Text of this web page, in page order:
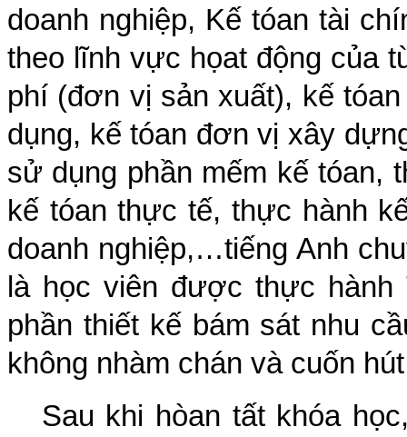
doanh nghiệp, Kế tóan tài
theo lĩnh vực họat động của
phí (đơn vị sản xuất), kế
dụng, kế tóan đơn vị xây
sử dụng phần mếm kế tóan,
kế tóan thực tế, thực hành
doanh nghiệp,…tiếng Anh
là học viên được thực
phần thiết kế bám sát nhu
không nhàm chán và cuốn
Sau khi hòan tất khóa